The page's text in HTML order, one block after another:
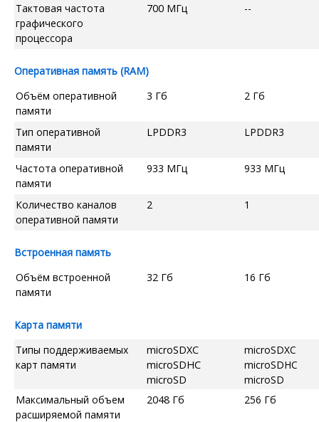
Тактовая частота
графического
процессора
700 МГц --
Оперативная память (RAM)
Объём оперативной
памяти
3 Гб 2 Гб
Тип оперативной
памяти
LPDDR3 LPDDR3
Частота оперативной
памяти
933 МГц 933 МГц
Количество каналов
оперативной памяти
2 1
Встроенная память
Объём встроенной
памяти
32 Гб 16 Гб
Карта памяти
Типы поддерживаемых
карт памяти
microSDXC
microSDHC
microSD
microSDXC
microSDHC
microSD
Максимальный объем
расширяемой памяти
2048 Гб 256 Гб